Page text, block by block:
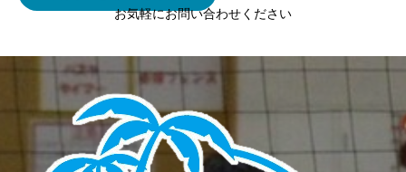
お気軽にお問い合わせください